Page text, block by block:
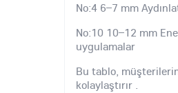
No:4 6–7 mm
No:10 10–12 mm
uygulamalar
Bu tablo,
kolaylaştırır .